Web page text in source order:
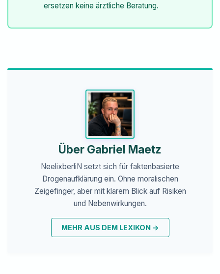
ersetzen keine ärztliche Beratung.
Über Gabriel Maetz
NeelixberliN setzt sich für faktenbasierte
Drogenaufklärung ein. Ohne moralischen
Zeigefinger, aber mit klarem Blick auf Risiken
und Nebenwirkungen.
MEHR AUS DEM LEXIKON →